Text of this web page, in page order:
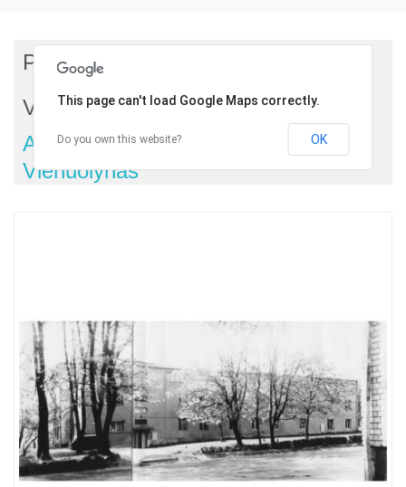
Pagrindinis
Vienuolynai
Aukštadvario Dominikonų
Vienuolynas
This page can't load Google Maps correctly.
Do you own this website? OK